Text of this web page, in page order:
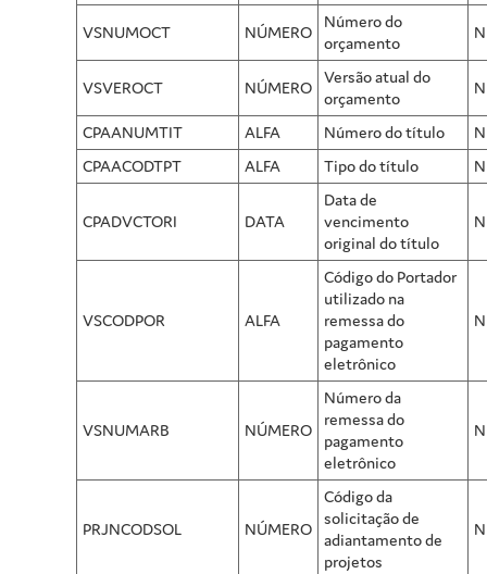
VSNUMOCT NÚMERO
Número do
orçamento
N
VSVEROCT NÚMERO
Versão atual do
orçamento
N
CPAANUMTIT ALFA Número do título
N
CPAACODTPT
ALFA Tipo do título N
CPADVCTORI DATA
Data de
vencimento
original do título
N
VSCODPOR ALFA
Código do Portador
utilizado na
remessa do
pagamento
eletrônico
N
VSNUMARB NÚMERO
Número da
remessa do
pagamento
eletrônico
N
PRJNCODSOL NÚMERO
Código da
solicitação de
adiantamento de
projetos
N